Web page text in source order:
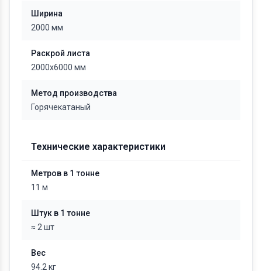
Ширина
2000 мм
Раскрой листа
2000х6000 мм
Метод производства
Горячекатаный
Технические характеристики
Метров в 1 тонне
11 м
Штук в 1 тонне
≈ 2 шт
Вес
94.2 кг